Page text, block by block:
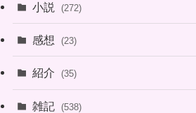
小説 (272)
感想 (23)
紹介 (35)
雑記 (538)